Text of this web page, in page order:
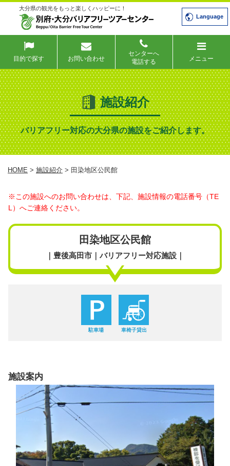
大分県の観光をもっと楽しくハッピーに！
Language
目的で探す お問い合わせ
センターへ
電話する
メニュー
施設紹介
バリアフリー対応の大分県の施設をご紹介します。
HOME > 施設紹介 > 田染地区公民館
※この施設へのお問い合わせは、下記、施設情報の電話番号（TE
L）へご連絡ください。
田染地区公民館
｜豊後高田市｜バリアフリー対応施設｜
駐車場 車椅子貸出
施設案内